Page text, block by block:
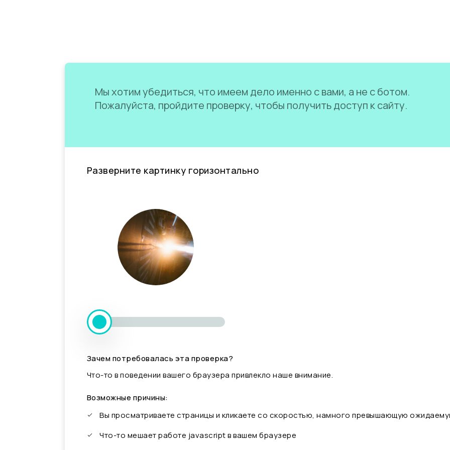
Мы хотим убедиться, что имеем дело именно с вами, а не с ботом.
Пожалуйста, пройдите проверку, чтобы получить доступ к сайту.
Разверните картинку горизонтально
Зачем потребовалась эта проверка?
Что-то в поведении вашего браузера привлекло наше внимание.
Возможные причины:
Вы просматриваете страницы и кликаете со скоростью, намного превышающую
Что-то мешает работе javascript в вашем браузере